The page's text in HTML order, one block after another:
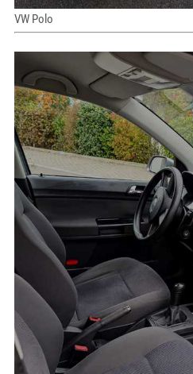
VW Polo